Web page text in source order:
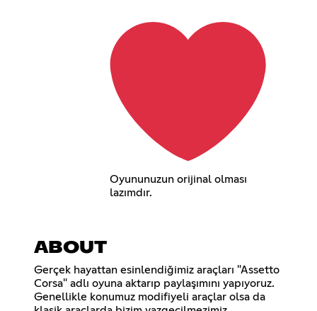
Oyununuzun orijinal olması
lazımdır.
ABOUT
Gerçek hayattan esinlendiğimiz araçları "Assetto
Corsa" adlı oyuna aktarıp paylaşımını yapıyoruz.
Genellikle konumuz modifiyeli araçlar olsa da